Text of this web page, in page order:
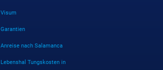
Visum
Garantien
Anreise nach Salamanca
Lebenshal Tungskosten in